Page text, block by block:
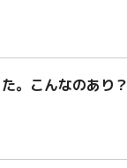
。こんなのあり？